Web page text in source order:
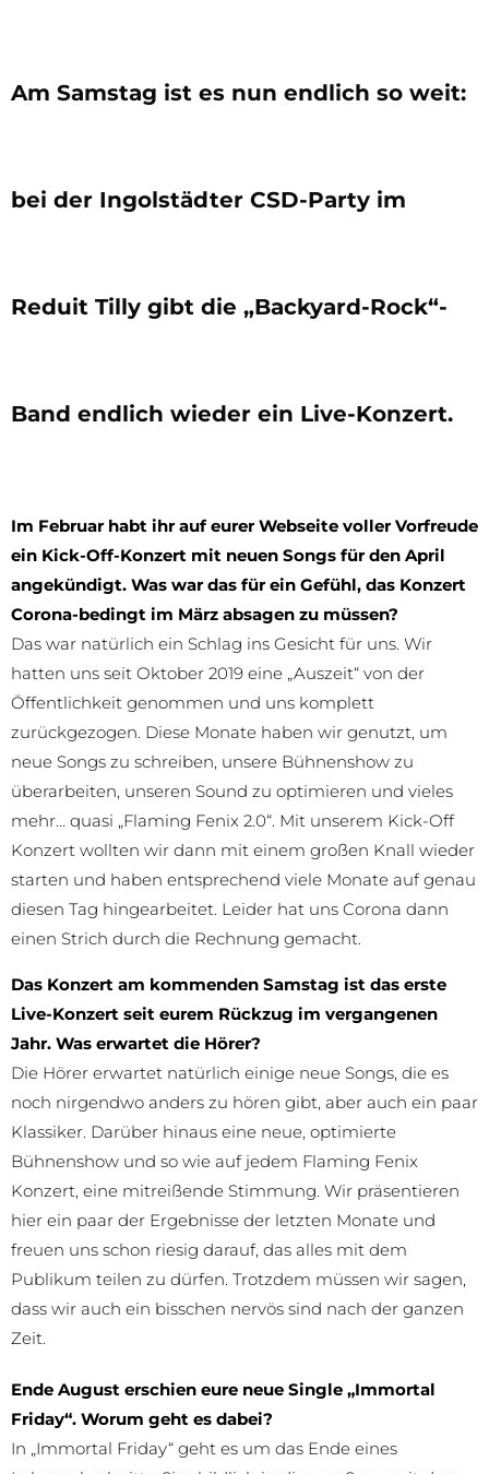
Am Samstag ist es nun endlich so weit:
bei der Ingolstädter CSD-Party im
Reduit Tilly gibt die „Backyard-Rock“-
Band endlich wieder ein Live-Konzert.
Im Februar habt ihr auf eurer Webseite voller Vorfreude
ein Kick-Off-Konzert mit neuen Songs für den April
angekündigt. Was war das für ein Gefühl, das Konzert
Corona-bedingt im März absagen zu müssen?
Das war natürlich ein Schlag ins Gesicht für uns. Wir
hatten uns seit Oktober 2019 eine „Auszeit“ von der
Öffentlichkeit genommen und uns komplett
zurückgezogen. Diese Monate haben wir genutzt, um
neue Songs zu schreiben, unsere Bühnenshow zu
überarbeiten, unseren Sound zu optimieren und vieles
mehr… quasi „Flaming Fenix 2.0“. Mit unserem Kick-Off
Konzert wollten wir dann mit einem großen Knall wieder
starten und haben entsprechend viele Monate auf genau
diesen Tag hingearbeitet. Leider hat uns Corona dann
einen Strich durch die Rechnung gemacht.
Das Konzert am kommenden Samstag ist das erste
Live-Konzert seit eurem Rückzug im vergangenen
Jahr. Was erwartet die Hörer?
Die Hörer erwartet natürlich einige neue Songs, die es
noch nirgendwo anders zu hören gibt, aber auch ein paar
Klassiker. Darüber hinaus eine neue, optimierte
Bühnenshow und so wie auf jedem Flaming Fenix
Konzert, eine mitreißende Stimmung. Wir präsentieren
hier ein paar der Ergebnisse der letzten Monate und
freuen uns schon riesig darauf, das alles mit dem
Publikum teilen zu dürfen. Trotzdem müssen wir sagen,
dass wir auch ein bisschen nervös sind nach der ganzen
Zeit.
Ende August erschien eure neue Single „Immortal
Friday“. Worum geht es dabei?
In „Immortal Friday“ geht es um das Ende eines